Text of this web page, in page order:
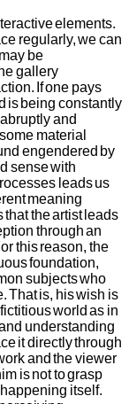
elements.
regularly, we can
be
gallery
If one pays
is being constantly
and
material
engendered by
sense with
leads us
meaning
that the artist leads
through an
this reason, the
foundation,
subjects who
That is, his wish is
world as in
understanding
it directly through
and the viewer
is not to grasp
itself.